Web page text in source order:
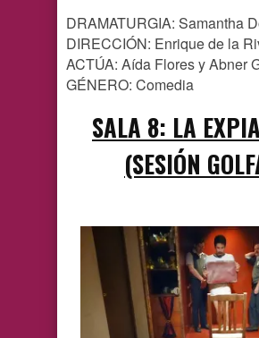
DRAMATURGIA: Samantha
DIRECCIÓN: Enrique de la
ACTÚA: Aída Flores y Abner
GÉNERO: Comedia
SALA 8: LA
(SESIÓN